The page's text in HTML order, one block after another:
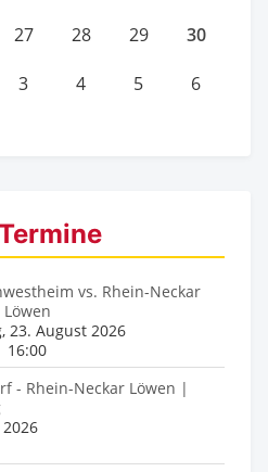
27 28 29 30
3 4 5 6
vs. Rhein-Neckar
Löwen
23. August 2026
16:00
- Rhein-Neckar Löwen |